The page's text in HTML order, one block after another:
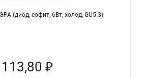
(диод, софит, 6Вт, холод, GU5.3)
113,80 ₽